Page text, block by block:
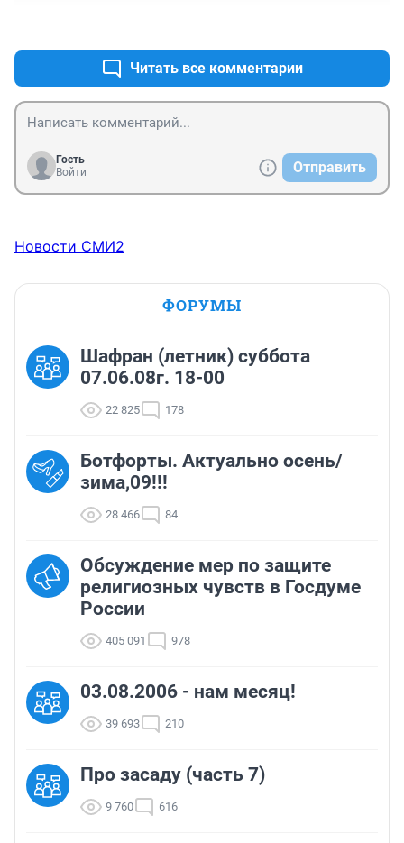
Читать все комментарии
Гость
Войти
Отправить
Новости СМИ2
ФОРУМЫ
Шафран (летник) суббота
07.06.08г. 18-00
22 825 178
Ботфорты. Актуально осень/
зима,09!!!
28 466 84
Обсуждение мер по защите
религиозных чувств в Госдуме
России
405 091 978
03.08.2006 - нам месяц!
39 693 210
Про засаду (часть 7)
9 760 616